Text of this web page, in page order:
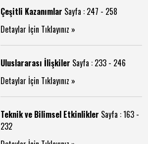
Çeşitli Kazanımlar Sayfa : 247 - 258
Detaylar İçin Tıklayınız »
Uluslararası İlişkiler Sayfa : 233 - 246
Detaylar İçin Tıklayınız »
Teknik ve Bilimsel Etkinlikler Sayfa : 163 -
232